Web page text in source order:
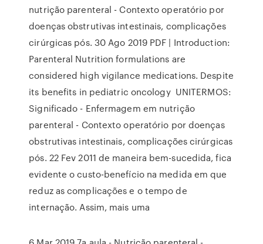
nutrição parenteral - Contexto operatório por
doenças obstrutivas intestinais, complicações
cirúrgicas pós. 30 Ago 2019 PDF | Introduction:
Parenteral Nutrition formulations are
considered high vigilance medications. Despite
its benefits in pediatric oncology UNITERMOS:
Significado - Enfermagem em nutrição
parenteral - Contexto operatório por doenças
obstrutivas intestinais, complicações cirúrgicas
pós. 22 Fev 2011 de maneira bem-sucedida, fica
evidente o custo-benefício na medida em que
reduz as complicações e o tempo de
internação. Assim, mais uma